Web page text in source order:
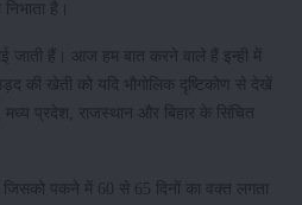
है।
जाती हैं। आज हम बात करने वाले हैं इन्ही में
खेती को यदि भौगोलिक दृष्टिकोण से देखें
मध्य प्रदेश, राजस्थान और बिहार के सिंचित
पकने में 60 से 65 दिनों का वक्त लगता